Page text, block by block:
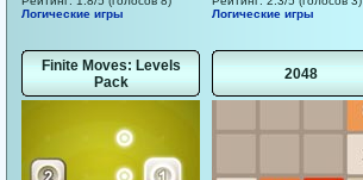
Логические игры
Логические игры
Finite Moves: Levels
Pack
2048